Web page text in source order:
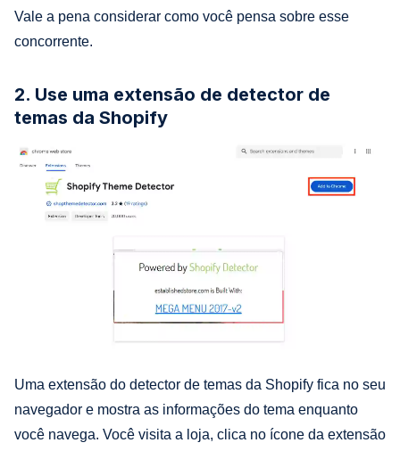
Vale a pena considerar como você pensa sobre esse
concorrente.
2. Use uma extensão de detector de
temas da Shopify
Uma extensão do detector de temas da Shopify fica no seu
navegador e mostra as informações do tema enquanto
você navega. Você visita a loja, clica no ícone da extensão